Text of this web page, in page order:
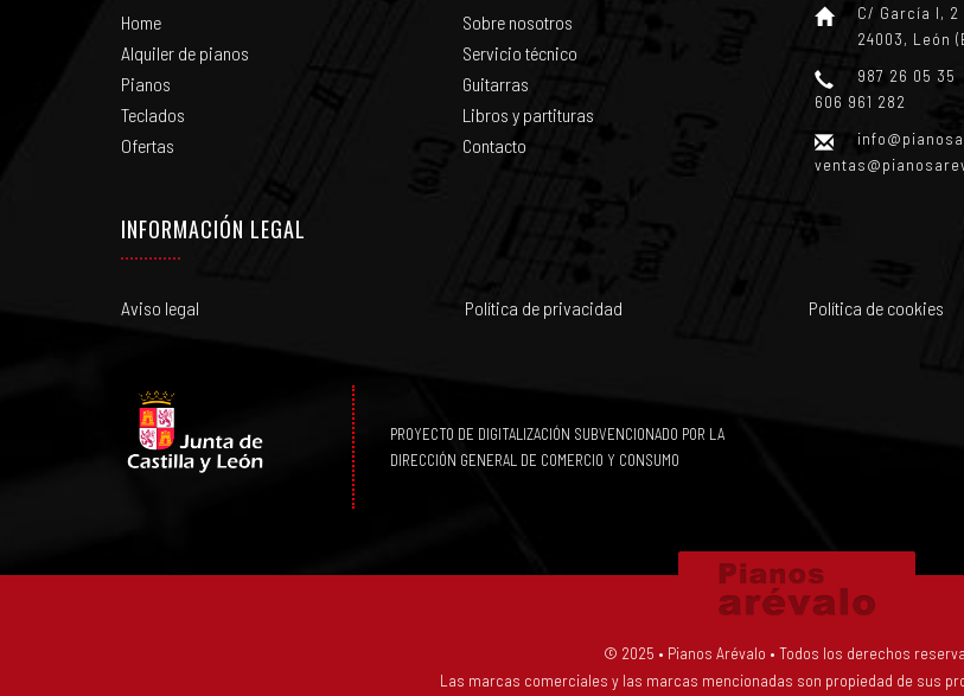
Home
Sobre nosotros
Alquiler de pianos
Servicio técnico
Pianos
Guitarras
Teclados
Libros y partituras
Ofertas
Contacto
C/ García I, 2
24003, León
987 26 05 35
606 961 282
INFORMACIÓN LEGAL
Aviso legal Política de privacidad Política de cookies
PROYECTO DE DIGITALIZACIÓN SUBVENCIONADO POR LA
DIRECCIÓN GENERAL DE COMERCIO Y CONSUMO
© 2025 • Pianos Arévalo • Todos los derechos
Las marcas comerciales y las marcas mencionadas son propiedad de sus